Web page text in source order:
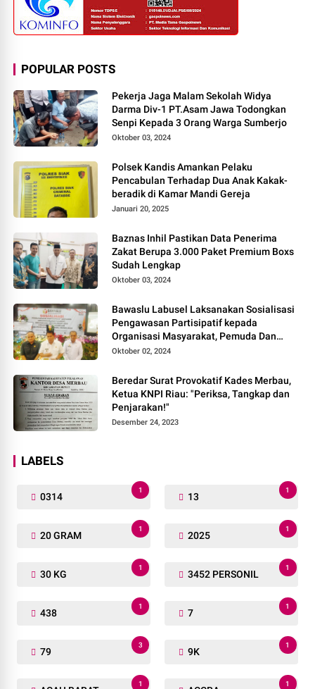
POPULAR POSTS
Pekerja Jaga Malam Sekolah Widya
Darma Div-1 PT.Asam Jawa Todongkan
Senpi Kepada 3 Orang Warga Sumberjo
Oktober 03, 2024
Polsek Kandis Amankan Pelaku
Pencabulan Terhadap Dua Anak Kakak-
beradik di Kamar Mandi Gereja
Januari 20, 2025
Baznas Inhil Pastikan Data Penerima
Zakat Berupa 3.000 Paket Premium Boxs
Sudah Lengkap
Oktober 03, 2024
Bawaslu Labusel Laksanakan Sosialisasi
Pengawasan Partisipatif kepada
Organisasi Masyarakat, Pemuda Dan
Agama Pada pilkada Serentak 2024
Oktober 02, 2024
Beredar Surat Provokatif Kades Merbau,
Ketua KNPI Riau: "Periksa, Tangkap dan
Penjarakan!"
Desember 24, 2023
LABELS
0314
1
13
1
20 GRAM
1
2025
1
30 KG
1
3452 PERSONIL
1
438
1
7
1
79
3
9K
1
1 1